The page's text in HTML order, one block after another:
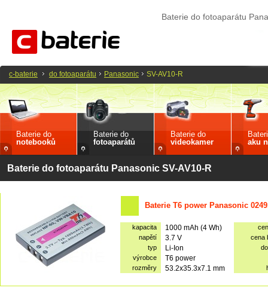
Baterie do fotoaparátu
Baterie do
notebooků
Baterie do
fotoaparátů
Baterie do
videokamer
aku
Baterie do fotoaparátu Panasonic SV-AV10-R
Baterie T6 power Panasonic
kapacita 1000 mAh (4 Wh)
napětí
3.7 V
cena
typ
Li-Ion
výrobce
T6 power
rozměry 53.2x35.3x7.1 mm
c-baterie do fotoaparátu Panasonic SV-AV10-R